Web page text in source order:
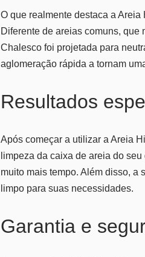
O que realmente destaca a
Diferente de areias comuns, que
Chalesco foi projetada para
aglomeração rápida a tornam
Resultados
Após começar a utilizar a Areia
limpeza da caixa de areia do
muito mais tempo. Além disso, a
limpo para suas necessidades.
Garantia e